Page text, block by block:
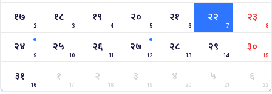
१७
2
१८
3
१९
4
२०
5
२१
6
२२
7
२३
8
२४
9
२५
10
२६
11
२७
12
२८
13
२९
14
३०
15
३१
16
१
17
२
18
३
19
४
20
५
21
६
22